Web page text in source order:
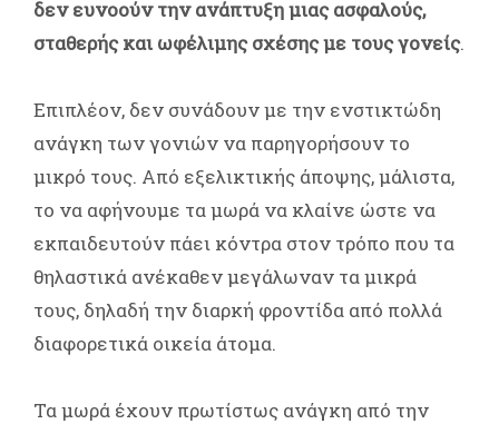
δεν ευνοούν την ανάπτυξη μιας ασφαλούς,
σταθερής και ωφέλιμης σχέσης με τους γονείς.
Επιπλέον, δεν συνάδουν με την ενστικτώδη
ανάγκη των γονιών να παρηγορήσουν το
μικρό τους. Από εξελικτικής άποψης, μάλιστα,
το να αφήνουμε τα μωρά να κλαίνε ώστε να
εκπαιδευτούν πάει κόντρα στον τρόπο που τα
θηλαστικά ανέκαθεν μεγάλωναν τα μικρά
τους, δηλαδή την διαρκή φροντίδα από πολλά
διαφορετικά οικεία άτομα.
Τα μωρά έχουν πρωτίστως ανάγκη από την